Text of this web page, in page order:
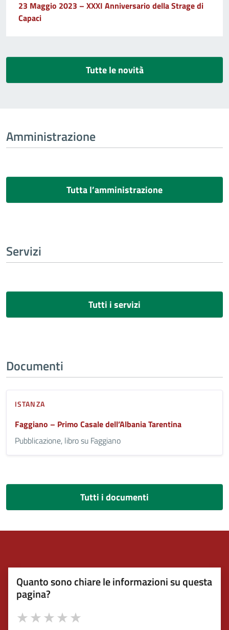
23 Maggio 2023 – XXXI Anniversario della Strage di
Capaci
Tutte le novità
Amministrazione
Tutta l’amministrazione
Servizi
Tutti i servizi
Documenti
ISTANZA
Faggiano – Primo Casale dell’Albania Tarentina
Pubblicazione, libro su Faggiano
Tutti i documenti
Quanto sono chiare le informazioni su questa
pagina?